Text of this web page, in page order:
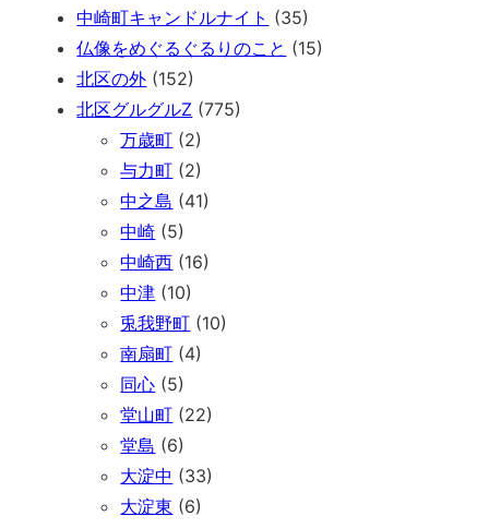
中崎町キャンドルナイト (35)
仏像をめぐるぐるりのこと (15)
北区の外 (152)
北区グルグルZ (775)
万歳町 (2)
与力町 (2)
中之島 (41)
中崎 (5)
中崎西 (16)
中津 (10)
兎我野町 (10)
南扇町 (4)
同心 (5)
堂山町 (22)
堂島 (6)
大淀中 (33)
大淀東 (6)